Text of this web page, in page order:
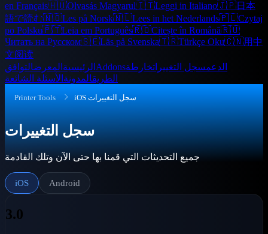
en Français🇭🇺Olvasás Magyarul🇮🇹Leggi in Italiano🇯🇵日本
語で読む🇳🇴Les på Norsk🇳🇱Lees in het Nederlands🇵🇱Czytaj
po Polsku🇵🇹Leia em Português🇷🇴Citește în Română🇷🇺
Читать на Русском🇸🇪Läs på Svenska🇹🇷Türkçe Oku🇨🇳用中
文阅读
الرئيسية المعرضالتوافق Addons الدعمسجل التغييراتخارطة
الطريقالمدونة الأسئلة الشائعة
Printer Tools iOS سجل التغييرات
سجل التغييرات
جميع التحديثات التي قمنا بها حتى الآن وتلك القادمة
iOS Android
3.0